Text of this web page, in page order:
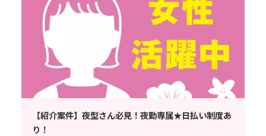
【紹介案件】夜型さん必見！夜勤専属★日払い制度あ
り！